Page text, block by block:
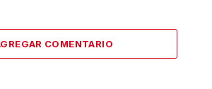
COMENTARIO